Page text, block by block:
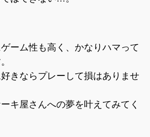
ーム性も高く、かなりハマって
きならプレーして損はありませ
キ屋さんへの夢を叶えてみてく